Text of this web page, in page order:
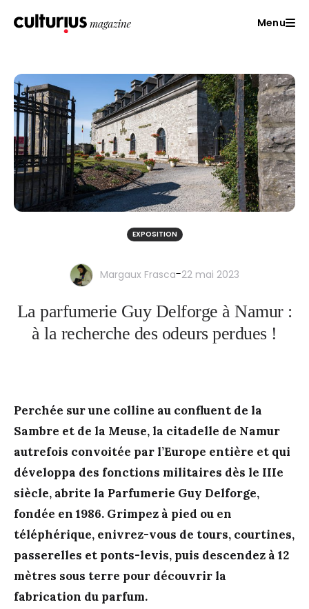
Menu
EXPOSITION
Margaux Frasca-22 mai 2023
La parfumerie Guy Delforge à Namur :
à la recherche des odeurs perdues !
Perchée sur une colline au confluent de la
Sambre et de la Meuse, la citadelle de Namur
autrefois convoitée par l’Europe entière et qui
développa des fonctions militaires dès le IIIe
siècle, abrite la Parfumerie Guy Delforge,
fondée en 1986. Grimpez à pied ou en
téléphérique, enivrez-vous de tours, courtines,
passerelles et ponts-levis, puis descendez à 12
mètres sous terre pour découvrir la
fabrication du parfum.